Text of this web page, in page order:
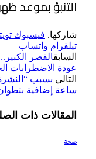
التنبؤ بموعد
شاركها. فيسبوك
تيلقرام واتساب
السابقالقصر
عودة الاضطرابات
التالي
ساعة إضافية
المقالات ذات
صحة